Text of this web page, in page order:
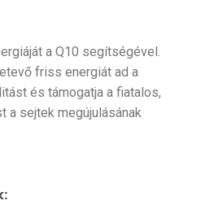
a Q10 segítségével.
friss energiát ad a
és támogatja a fiatalos,
a sejtek megújulásának